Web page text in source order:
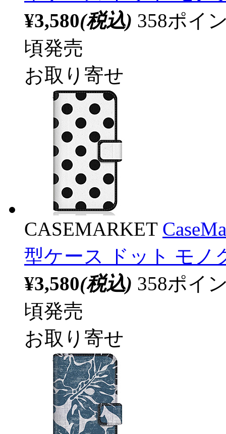
¥3,580(税込) 358ポイ
頃発売
お取り寄せ
CASEMARKET
型ケース ドット モノ
¥3,580(税込) 358ポイ
頃発売
お取り寄せ